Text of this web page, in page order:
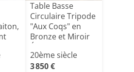
Table Basse
Circulaire Tripode
"Aux Coqs" en
Bronze et Miroir
Égl[...]
20ème siècle
3 850 €